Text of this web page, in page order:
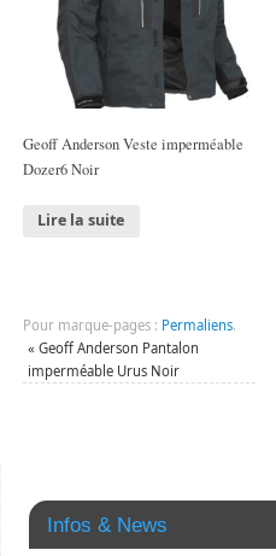
Geoff Anderson Veste imperméable
Dozer6 Noir
Lire la suite
Pour marque-pages : Permaliens.
« Geoff Anderson Pantalon
imperméable Urus Noir
Infos & News